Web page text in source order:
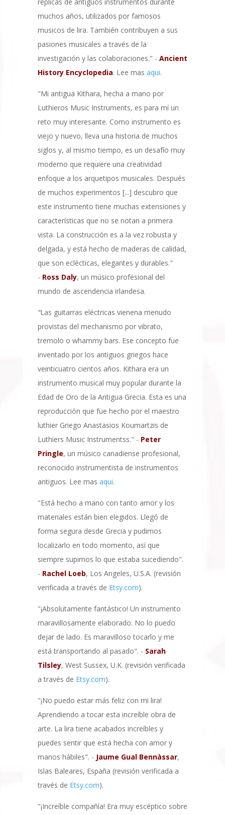
muchos años, utilizados por famosos
musicos de lira. También contribuyen a sus
pasiones musicales a través de la
investigación y las colaboraciones." - Ancient
History Encyclopedia. Lee mas aqui.
"Mi antigua Kithara, hecha a mano por
Luthieros Music Instruments, es para mí un
reto muy interesante. Como instrumento es
viejo y nuevo, lleva una historia de muchos
siglos y, al mismo tiempo, es un desafío muy
moderno que requiere una creatividad
enfoque a los arquetipos musicales. Después
de muchos experimentos [...] descubro que
este instrumento tiene muchas extensiones y
características que no se notan a primera
vista. La construcción es a la vez robusta y
delgada, y está hecho de maderas de calidad,
que son eclécticas, elegantes y durables."
- Ross Daly, un músico profesional del
mundo de ascendencia irlandesa.
"Las guitarras eléctricas vienena menudo
provistas del mechanismo por vibrato,
tremolo o whammy bars. Ese concepto fue
inventado por los antiguos griegos hace
veinticuatro cientos años. Kithara era un
instrumento musical muy popular durante la
Edad de Oro de la Antigua Grecia. Esta es una
reproducción que fue hecho por el maestro
luthier Griego Anastasios Koumartzis de
Luthiers Music Instrumentss." - Peter
Pringle, un músico canadiense profesional,
reconocido instrumentista de instrumentos
antiguos. Lee mas aqui.
"Está hecho a mano con tanto amor y los
materiales están bien elegidos. Llegó de
forma segura desde Grecia y pudimos
localizarlo en todo momento, así que
siempre supimos lo que estaba sucediendo".
- Rachel Loeb, Los Angeles, U.S.A. (revisión
verificada a través de Etsy.com).
"¡Absolutamente fantástico! Un instrumento
maravillosamente elaborado. No lo puedo
dejar de lado. Es maravilloso tocarlo y me
está transportando al pasado". - Sarah
Tilsley, West Sussex, U.K. (revisión verificada
a través de Etsy.com).
"¡No puedo estar más feliz con mi lira!
Aprendiendo a tocar esta increíble obra de
arte. La lira tiene acabados increíbles y
puedes sentir que está hecha con amor y
manos hábiles". - Jaume Gual Bennàssar,
Islas Baleares, España (revisión verificada a
través de Etsy.com).
"¡Increíble compañía! Era muy escéptico sobre